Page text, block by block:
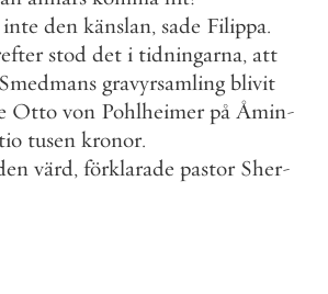
inte den känslan, sade Filippa.
stod det i tidningarna, att
Smedmans gravyrsamling blivit
Otto von Pohlheimer på Åmin-
tusen kronor.
värd, förklarade pastor Sher-